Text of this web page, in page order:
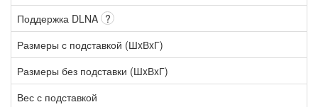
Поддержка DLNA ?
Размеры с подставкой (ШxВxГ)
Размеры без подставки (ШxВxГ)
Вес с подставкой